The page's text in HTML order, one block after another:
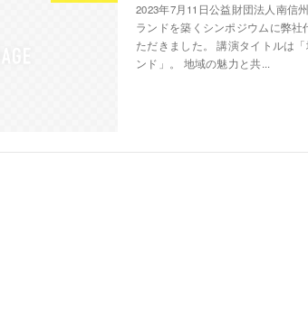
2023年7月11日公益財団法人南信
ランドを築くシンポジウムに弊
ただきました。 講演タイトルは
ンド」。 地域の魅力と共...